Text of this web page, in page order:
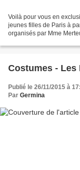
Voilà pour vous en
jeunes filles de Paris à
organisés par Mme
Costumes -
Publié le 26/11/2015 à
Par Germina